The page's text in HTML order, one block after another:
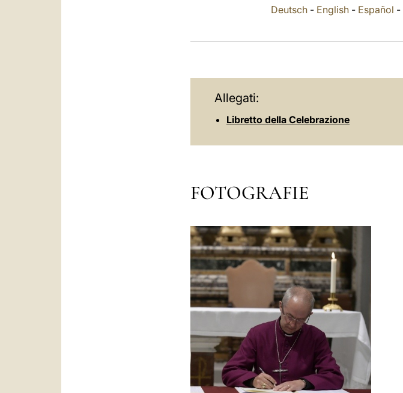
Deutsch- English- Español -
Allegati:
Libretto della Celebrazione
FOTOGRAFIE